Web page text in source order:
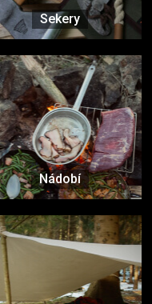
Sekery
Nádobí